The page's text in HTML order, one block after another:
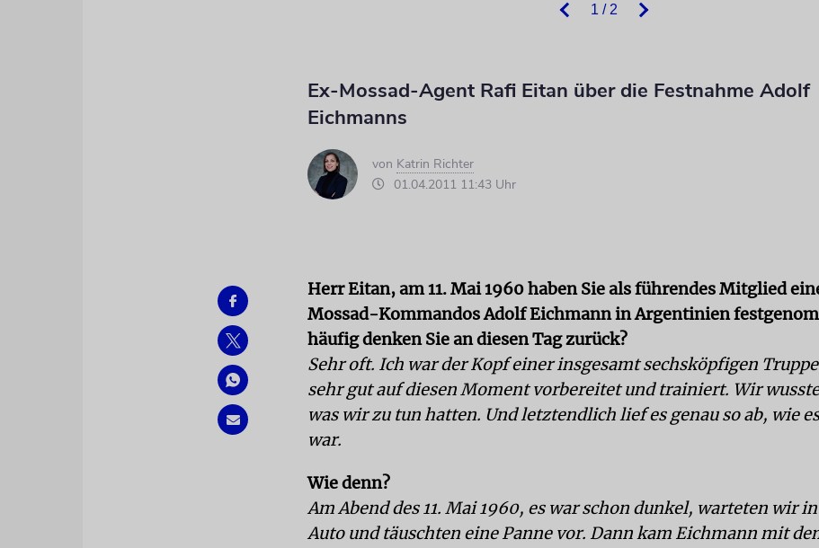
1 / 2
Ex-Mossad-Agent Rafi Eitan über die Festnahme Adolf
Eichmanns
von Katrin Richter
01.04.2011 11:43 Uhr
Herr Eitan, am 11. Mai 1960 haben Sie als führendes Mitglied
Mossad-Kommandos Adolf Eichmann in Argentinien
häufig denken Sie an diesen Tag zurück?
Sehr oft. Ich war der Kopf einer insgesamt sechsköpfigen
sehr gut auf diesen Moment vorbereitet und trainiert. Wir
was wir zu tun hatten. Und letztendlich lief es genau so ab, wie
war.
Wie denn?
Am Abend des 11. Mai 1960, es war schon dunkel, warteten wir
Auto und täuschten eine Panne vor. Dann kam Eichmann mit